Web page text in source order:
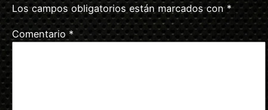
Los campos obligatorios están marcados con *
Comentario*